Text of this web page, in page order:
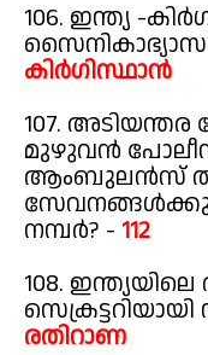
106. ഇന്ത്യ -
കിർഗിസ്ഥാൻ
107.
മുഴുവൻ
ആംബുലൻസ്
സേവനങ്ങൾക്കും
നമ്പർ? - 112
108.
സെക്രട്ടറിയായി
രതിറാണ